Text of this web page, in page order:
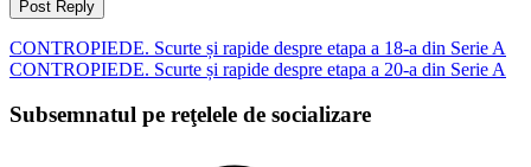
Navigare
articole
CONTROPIEDE. Scurte și rapide despre etapa a 18-a din Serie A
CONTROPIEDE. Scurte și rapide despre etapa a 20-a din Serie A
Subsemnatul pe reţelele de socializare